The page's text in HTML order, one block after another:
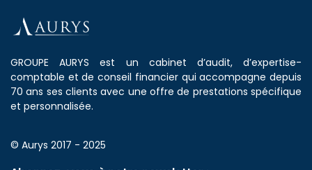
GROUPE AURYS est un cabinet d’audit, d’expertise-
comptable et de conseil financier qui accompagne depuis
70 ans ses clients avec une offre de prestations spécifique
et personnalisée.
© Aurys 2017 - 2025